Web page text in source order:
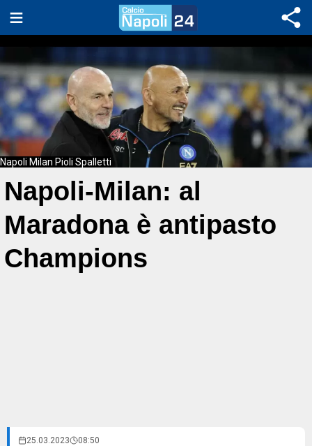
Napoli Milan Pioli Spalletti
Napoli-Milan: al
Maradona è antipasto
Champions
25.03.2023 08:50